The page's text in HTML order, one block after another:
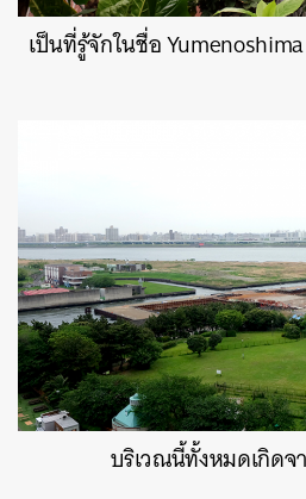
เป็นที่รู้จักในชื่อ
บริเวณนี้ทั้งหมดเกิดจ